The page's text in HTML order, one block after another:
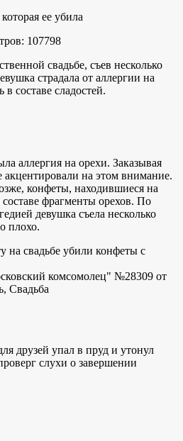
ее убила
107798
свадьбе, съев несколько
страдала от аллергии на
в составе сладостей.
аллергия на орехи. Заказывая
акцентировали на этом внимание.
конфеты, находившиеся на
фрагменты орехов. По
девушка съела несколько
плохо.
на свадьбе убили конфеты с
комсомолец" №28309 от
Свадьба
друзей упал в пруд и утонул
слухи о завершении